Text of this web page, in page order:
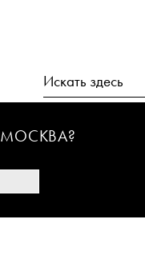
МОСКВА?